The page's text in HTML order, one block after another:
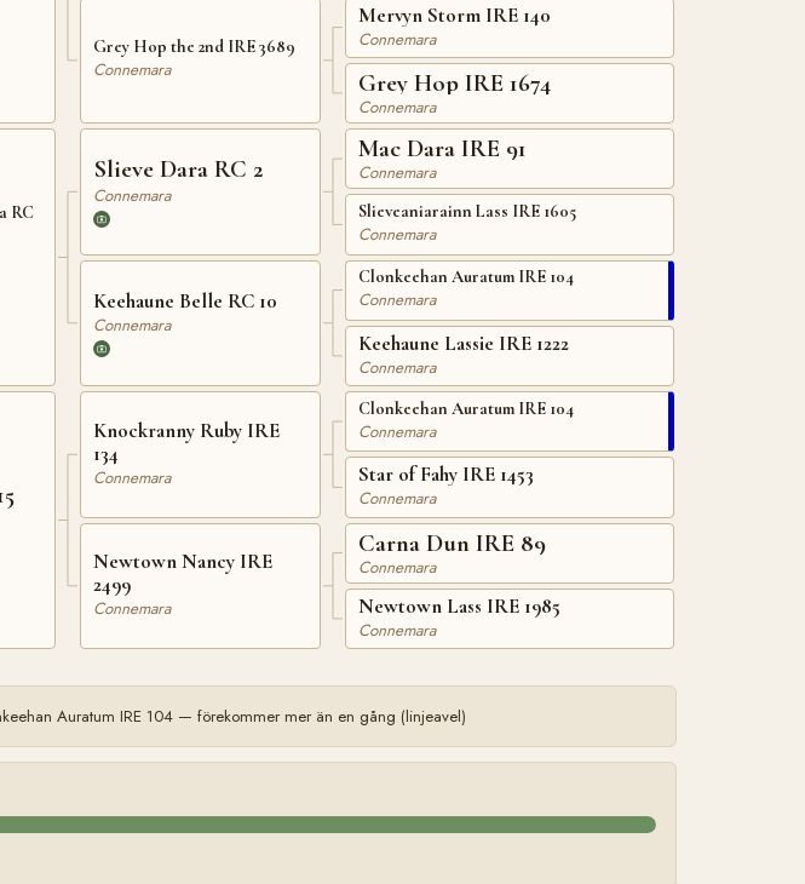
RC
Grey Hop the 2nd IRE 3689
Connemara
Slieve Dara RC 2
Connemara
Keehaune Belle RC 10
Connemara
Knockranny Ruby IRE
134
Connemara
Newtown Nancy IRE
2499
Connemara
Mervyn Storm IRE 140
Connemara
Grey Hop IRE 1674
Connemara
Mac Dara IRE 91
Connemara
Slieveaniarainn Lass IRE 1605
Connemara
Clonkeehan Auratum IRE 104
Connemara
Keehaune Lassie IRE 1222
Connemara
Clonkeehan Auratum IRE 104
Connemara
Star of Fahy IRE 1453
Connemara
Carna Dun IRE 89
Connemara
Newtown Lass IRE 1985
Connemara
Auratum IRE 104 — förekommer mer än en gång (linjeavel)